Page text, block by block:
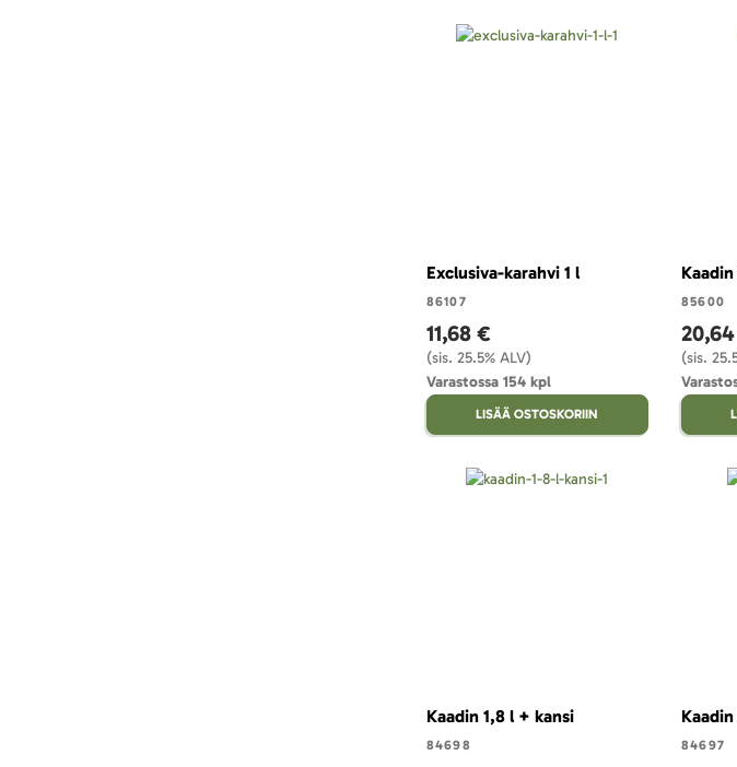
Exclusiva-karahvi 1 l
86107
11,68 €
(sis. 25.5% ALV)
Varastossa 154 kpl
LISÄÄ OSTOSKORIIN
85600
(sis.
Kaadin 1,8 l + kansi
84698 84697